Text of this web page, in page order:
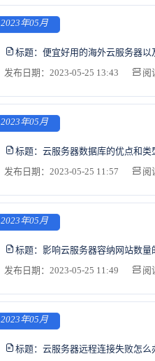
2023年05月
标题： 便宜好用的海外云服务器以
发布日期：2023-05-25 13:43
阅
2023年05月
标题： 云服务器数据库的优点和类
发布日期：2023-05-25 11:57
阅
2023年05月
标题： 影响云服务器容纳网站数
发布日期：2023-05-25 11:49
阅
2023年05月
标题： 云服务器远程连接失败怎么